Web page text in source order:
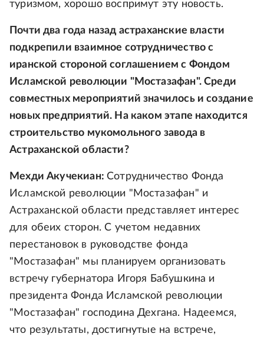
туризмом, хорошо воспримут эту новость.
Почти два года назад астраханские власти
подкрепили взаимное сотрудничество с
иранской стороной соглашением с Фондом
Исламской революции "Мостазафан". Среди
совместных мероприятий значилось и создание
новых предприятий. На каком этапе находится
строительство мукомольного завода в
Астраханской области?
Мехди Акучекиан:Сотрудничество Фонда
Исламской революции "Мостазафан" и
Астраханской области представляет интерес
для обеих сторон. С учетом недавних
перестановок в руководстве фонда
"Мостазафан" мы планируем организовать
встречу губернатора Игоря Бабушкина и
президента Фонда Исламской революции
"Мостазафан" господина Дехгана. Надеемся,
что результаты, достигнутые на встрече,